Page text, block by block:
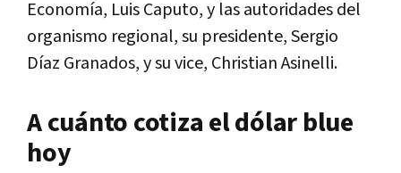
Economía, Luis Caputo, y las autoridades del
organismo regional, su presidente, Sergio
Díaz Granados, y su vice, Christian Asinelli.
A cuánto cotiza el dólar blue
hoy